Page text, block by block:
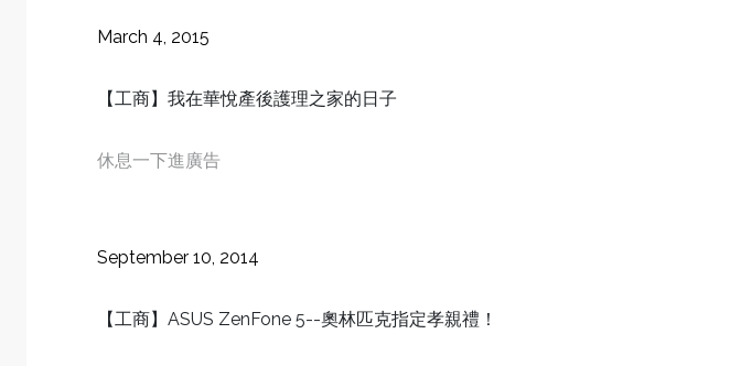
March 4, 2015
【工商】我在華悅產後護理之家的日子
休息一下進廣告
September 10, 2014
【工商】ASUS ZenFone 5--奧林匹克指定孝親禮！